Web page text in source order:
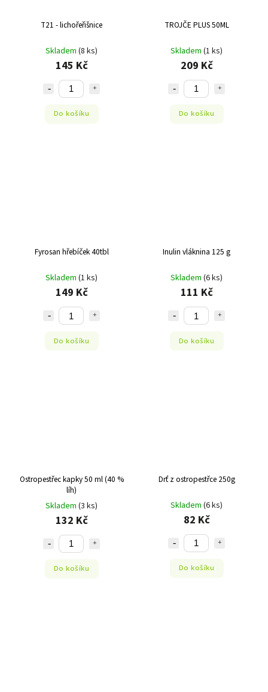
T21 - lichořeřišnice
Skladem (8 ks)
145 Kč
Do košíku
TROJČE PLUS 50ML
Skladem (1 ks)
209 Kč
Do košíku
Fyrosan hřebíček 40tbl
Skladem (1 ks)
149 Kč
Do košíku
Inulin vláknina 125 g
Skladem (6 ks)
111 Kč
Do košíku
Ostropestřec kapky 50 ml (40 %
líh)
Skladem (3 ks)
132 Kč
Do košíku
Drť z ostropestřce 250g
Skladem (6 ks)
82 Kč
Do košíku